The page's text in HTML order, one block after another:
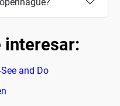
interesar:
and Do